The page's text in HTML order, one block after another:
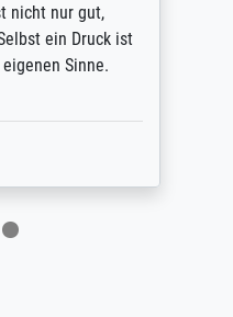
nicht nur gut,
ein Druck ist
Sinne.